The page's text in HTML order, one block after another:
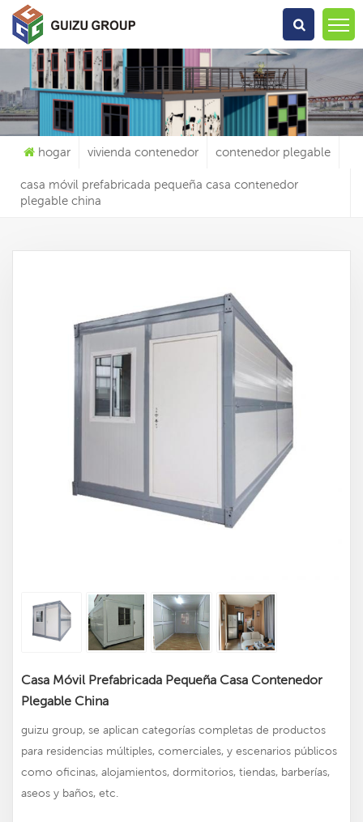
Qué Estás Buscando?
hogar vivienda contenedor contenedor plegable
casa móvil prefabricada pequeña casa contenedor
plegable china
Casa Móvil Prefabricada Pequeña Casa Contenedor
Plegable China
guizu group, se aplican categorías completas de productos
para residencias múltiples, comerciales, y escenarios públicos
como oficinas, alojamientos, dormitorios, tiendas, barberías,
aseos y baños, etc.